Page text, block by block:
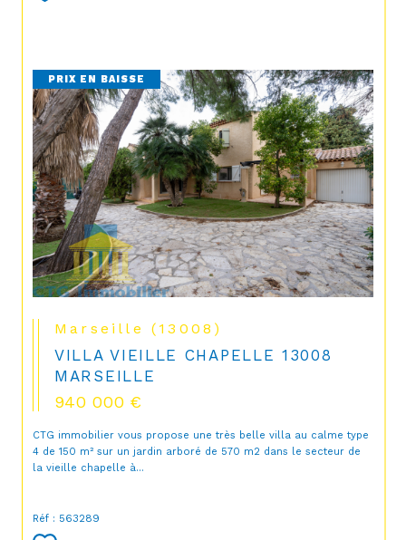
PRIX EN BAISSE
Marseille (13008)
VILLA VIEILLE CHAPELLE 13008
MARSEILLE
940 000 €
CTG immobilier vous propose une très belle villa au calme type
4 de 150 m² sur un jardin arboré de 570 m2 dans le secteur de
la vieille chapelle à...
Réf : 563289